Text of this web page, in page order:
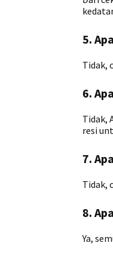
5.
Tidak,
6.
Tidak,
resi
7.
Tidak,
8.
Ya,